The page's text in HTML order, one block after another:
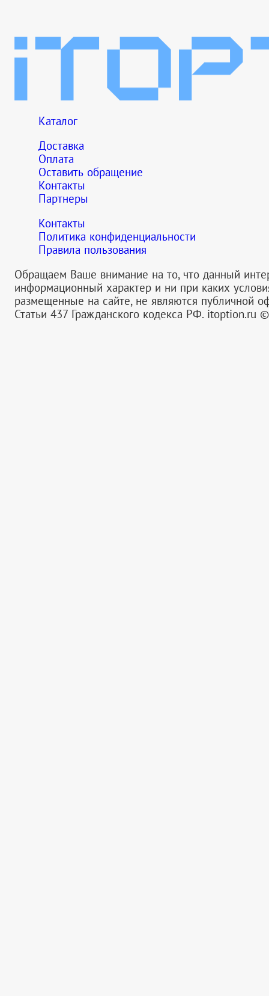
Каталог
Доставка
Оплата
Оставить обращение
Контакты
Партнеры
Контакты
Политика конфиденциальности
Правила пользования
Обращаем Ваше внимание на то, что данный
информационный характер и ни при каких
размещенные на сайте, не являются публичной
Статьи 437 Гражданского кодекса РФ. itoption.ru